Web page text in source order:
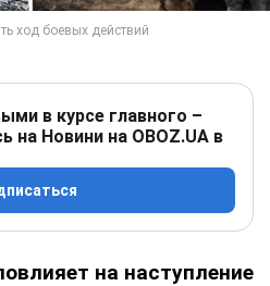
в курсе главного –
на Новини на OBOZ.UA в
на наступление